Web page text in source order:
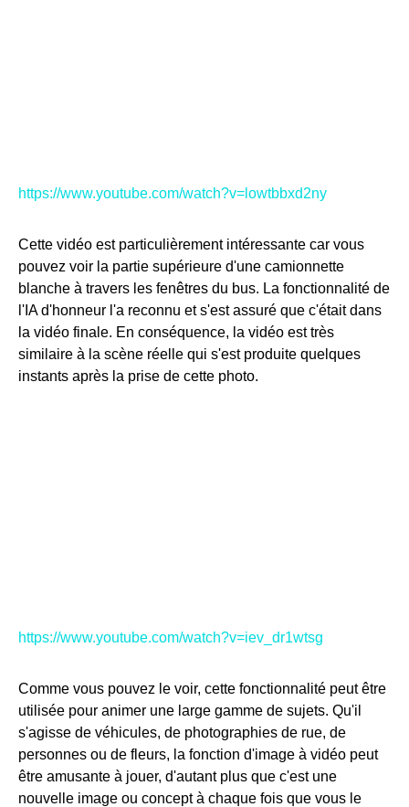
https://www.youtube.com/watch?v=lowtbbxd2ny
Cette vidéo est particulièrement intéressante car vous
pouvez voir la partie supérieure d'une camionnette
blanche à travers les fenêtres du bus. La fonctionnalité de
l'IA d'honneur l'a reconnu et s'est assuré que c'était dans
la vidéo finale. En conséquence, la vidéo est très
similaire à la scène réelle qui s'est produite quelques
instants après la prise de cette photo.
https://www.youtube.com/watch?v=iev_dr1wtsg
Comme vous pouvez le voir, cette fonctionnalité peut être
utilisée pour animer une large gamme de sujets. Qu'il
s'agisse de véhicules, de photographies de rue, de
personnes ou de fleurs, la fonction d'image à vidéo peut
être amusante à jouer, d'autant plus que c'est une
nouvelle image ou concept à chaque fois que vous le